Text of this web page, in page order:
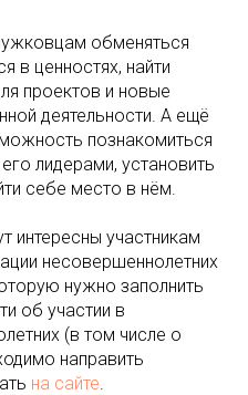
обменяться
в ценностях, найти
проектов и новые
деятельности. А ещё
познакомиться
лидерами, установить
себе место в нём.
интересны участникам
несовершеннолетних
нужно заполнить
об участии в
(в том числе о
направить
на сайте